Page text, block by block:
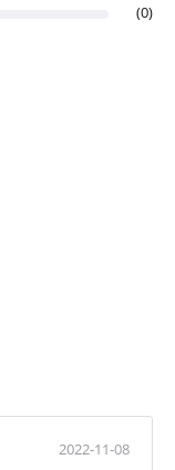
(0)
2022-11-08